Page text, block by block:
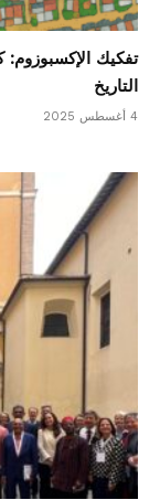
تفكيك الإكسبوزوم:
التاريخ
4 أغسطس 2025